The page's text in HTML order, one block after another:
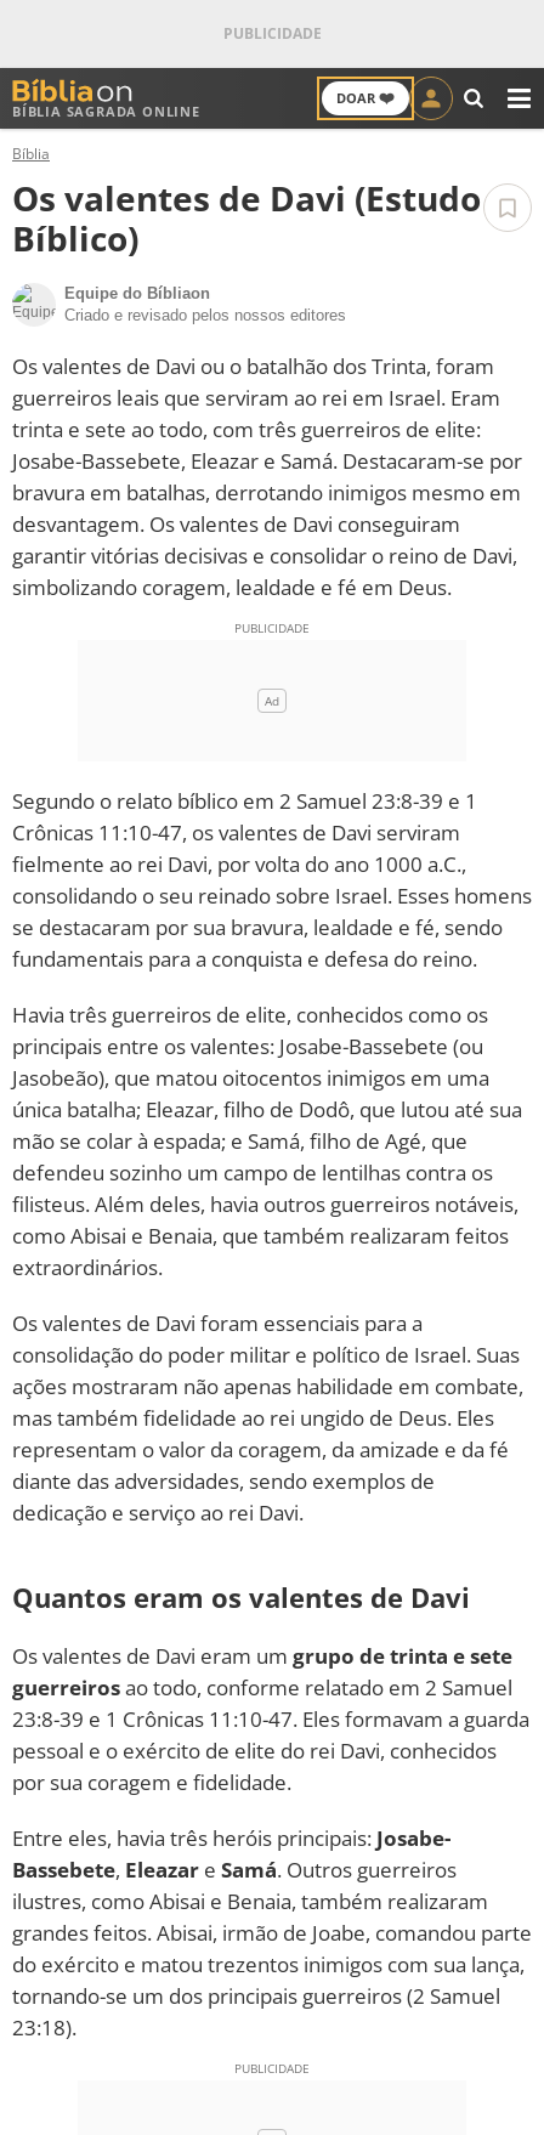
BÍBLIA SAGRADA ONLINE
DOAR ❤️
ANTIGO TESTAMENTO
NOVO TESTAMENTO
VERSÍCULOS
PALAVRA DO DIA
SALMO DO DIA
DEVOCIONAL DIÁRIO
10 MANDAMENTOS
PERGUNTE À BÍBLIA IA
TERMO BÍBLICO JOGOS
QUEM SOMOS
LOJA BÍBLIAON
Bíblia
Os valentes de Davi (Estudo
Bíblico)
Equipe do Bíbliaon
Criado e revisado pelos nossos editores
Os valentes de Davi ou o batalhão dos Trinta, foram
guerreiros leais que serviram ao rei em Israel. Eram
trinta e sete ao todo, com três guerreiros de elite:
Josabe-Bassebete, Eleazar e Samá. Destacaram-se por
bravura em batalhas, derrotando inimigos mesmo em
desvantagem. Os valentes de Davi conseguiram
garantir vitórias decisivas e consolidar o reino de Davi,
simbolizando coragem, lealdade e fé em Deus.
Segundo o relato bíblico em 2 Samuel 23:8-39 e 1
Crônicas 11:10-47, os valentes de Davi serviram
fielmente ao rei Davi, por volta do ano 1000 a.C.,
consolidando o seu reinado sobre Israel. Esses homens
se destacaram por sua bravura, lealdade e fé, sendo
fundamentais para a conquista e defesa do reino.
Havia três guerreiros de elite, conhecidos como os
principais entre os valentes: Josabe-Bassebete (ou
Jasobeão), que matou oitocentos inimigos em uma
única batalha; Eleazar, filho de Dodô, que lutou até sua
mão se colar à espada; e Samá, filho de Agé, que
defendeu sozinho um campo de lentilhas contra os
filisteus. Além deles, havia outros guerreiros notáveis,
como Abisai e Benaia, que também realizaram feitos
extraordinários.
Os valentes de Davi foram essenciais para a
consolidação do poder militar e político de Israel. Suas
ações mostraram não apenas habilidade em combate,
mas também fidelidade ao rei ungido de Deus. Eles
representam o valor da coragem, da amizade e da fé
diante das adversidades, sendo exemplos de
dedicação e serviço ao rei Davi.
Quantos eram os valentes de Davi
Os valentes de Davi eram um grupo de trinta e sete
guerreirosao todo, conforme relatado em 2 Samuel
23:8-39 e 1 Crônicas 11:10-47. Eles formavam a guarda
pessoal e o exército de elite do rei Davi, conhecidos
por sua coragem e fidelidade.
Entre eles, havia três heróis principais: Josabe-
Bassebete, Eleazar e Samá. Outros guerreiros
ilustres, como Abisai e Benaia, também realizaram
grandes feitos. Abisai, irmão de Joabe, comandou parte
do exército e matou trezentos inimigos com sua lança,
tornando-se um dos principais guerreiros (2 Samuel
23:18).